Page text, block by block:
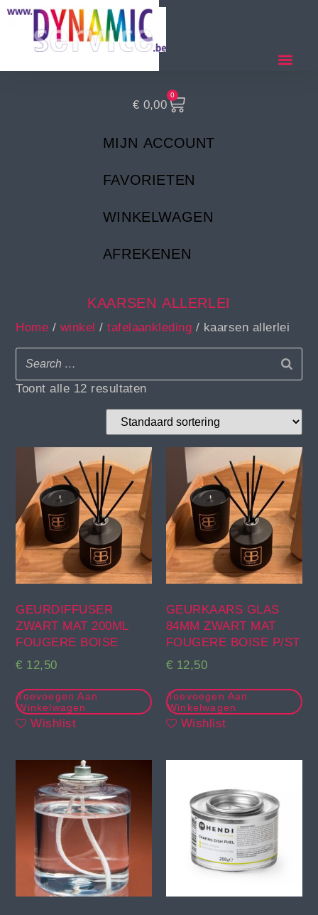
€ 0,00
0
MIJN ACCOUNT
FAVORIETEN
WINKELWAGEN
AFREKENEN
KAARSEN ALLERLEI
Home / winkel /tafelaankleding / kaarsen allerlei
Toont alle 12 resultaten
GEURDIFFUSER
ZWART MAT 200ML
FOUGERE BOISE
€ 12,50
Toevoegen Aan
Winkelwagen
Wishlist
GEURKAARS GLAS
84MM ZWART MAT
FOUGERE BOISE P/ST
€ 12,50
Toevoegen Aan
Winkelwagen
Wishlist